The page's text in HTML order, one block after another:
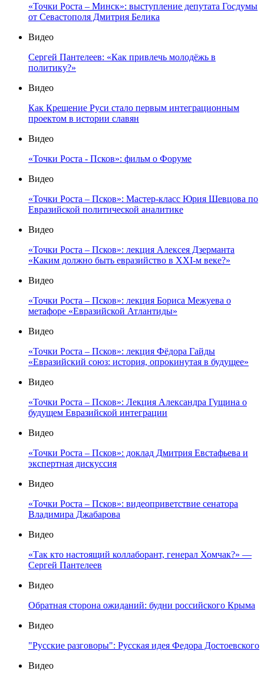
«Точки Роста – Минск»: выступление депутата Госдумы
от Севастополя Дмитрия Белика
Видео
Сергей Пантелеев: «Как привлечь молодёжь в
политику?»
Видео
Как Крещение Руси стало первым интеграционным
проектом в истории славян
Видео
«Точки Роста - Псков»: фильм о Форуме
Видео
«Точки Роста – Псков»: Мастер-класс Юрия Шевцова по
Евразийской политической аналитике
Видео
«Точки Роста – Псков»: лекция Алексея Дзерманта
«Каким должно быть евразийство в XXI-м веке?»
Видео
«Точки Роста – Псков»: лекция Бориса Межуева о
метафоре «Евразийской Атлантиды»
Видео
«Точки Роста – Псков»: лекция Фёдора Гайды
«Евразийский союз: история, опрокинутая в будущее»
Видео
«Точки Роста – Псков»: Лекция Александра Гущина о
будущем Евразийской интеграции
Видео
«Точки Роста – Псков»: доклад Дмитрия Евстафьева и
экспертная дискуссия
Видео
«Точки Роста – Псков»: видеоприветствие сенатора
Владимира Джабарова
Видео
«Так кто настоящий коллаборант, генерал Хомчак?» —
Сергей Пантелеев
Видео
Обратная сторона ожиданий: будни российского Крыма
Видео
"Русские разговоры": Русская идея Федора Достоевского
Видео